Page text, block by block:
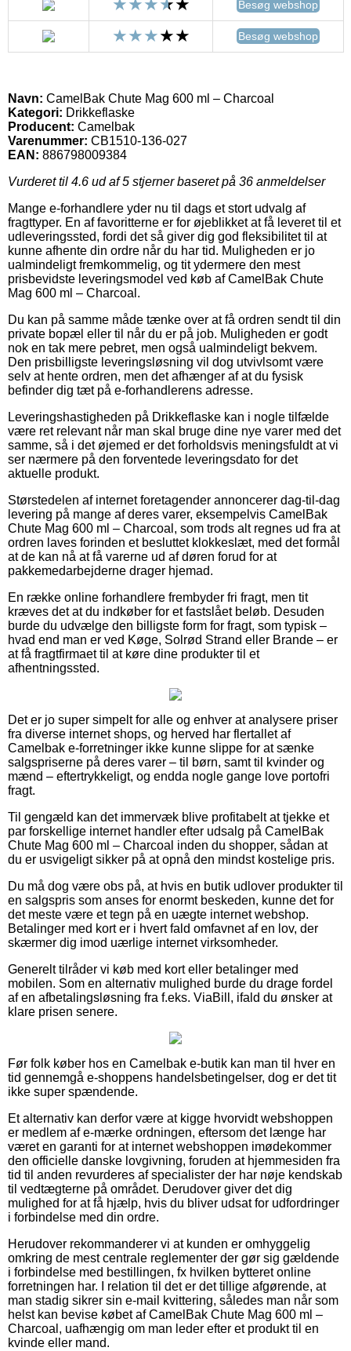
Besøg webshop
Besøg webshop
Navn: CamelBak Chute Mag 600 ml – Charcoal
Kategori: Drikkeflaske
Producent: Camelbak
Varenummer: CB1510-136-027
EAN: 886798009384
Vurderet til 4.6 ud af 5 stjerner baseret på 36 anmeldelser
Mange e-forhandlere yder nu til dags et stort udvalg af
fragttyper. En af favoritterne er for øjeblikket at få leveret til et
udleveringssted, fordi det så giver dig god fleksibilitet til at
kunne afhente din ordre når du har tid. Muligheden er jo
ualmindeligt fremkommelig, og tit ydermere den mest
prisbevidste leveringsmodel ved køb af CamelBak Chute
Mag 600 ml – Charcoal.
Du kan på samme måde tænke over at få ordren sendt til din
private bopæl eller til når du er på job. Muligheden er godt
nok en tak mere pebret, men også ualmindeligt bekvem.
Den prisbilligste leveringsløsning vil dog utvivlsomt være
selv at hente ordren, men det afhænger af at du fysisk
befinder dig tæt på e-forhandlerens adresse.
Leveringshastigheden på Drikkeflaske kan i nogle tilfælde
være ret relevant når man skal bruge dine nye varer med det
samme, så i det øjemed er det forholdsvis meningsfuldt at vi
ser nærmere på den forventede leveringsdato for det
aktuelle produkt.
Størstedelen af internet foretagender annoncerer dag-til-dag
levering på mange af deres varer, eksempelvis CamelBak
Chute Mag 600 ml – Charcoal, som trods alt regnes ud fra at
ordren laves forinden et besluttet klokkeslæt, med det formål
at de kan nå at få varerne ud af døren forud for at
pakkemedarbejderne drager hjemad.
En række online forhandlere frembyder fri fragt, men tit
kræves det at du indkøber for et fastslået beløb. Desuden
burde du udvælge den billigste form for fragt, som typisk –
hvad end man er ved Køge, Solrød Strand eller Brande – er
at få fragtfirmaet til at køre dine produkter til et
afhentningssted.
Det er jo super simpelt for alle og enhver at analysere priser
fra diverse internet shops, og herved har flertallet af
Camelbak e-forretninger ikke kunne slippe for at sænke
salgspriserne på deres varer – til børn, samt til kvinder og
mænd – eftertrykkeligt, og endda nogle gange love portofri
fragt.
Til gengæld kan det immervæk blive profitabelt at tjekke et
par forskellige internet handler efter udsalg på CamelBak
Chute Mag 600 ml – Charcoal inden du shopper, sådan at
du er usvigeligt sikker på at opnå den mindst kostelige pris.
Du må dog være obs på, at hvis en butik udlover produkter til
en salgspris som anses for enormt beskeden, kunne det for
det meste være et tegn på en uægte internet webshop.
Betalinger med kort er i hvert fald omfavnet af en lov, der
skærmer dig imod uærlige internet virksomheder.
Generelt tilråder vi køb med kort eller betalinger med
mobilen. Som en alternativ mulighed burde du drage fordel
af en afbetalingsløsning fra f.eks. ViaBill, ifald du ønsker at
klare prisen senere.
Før folk køber hos en Camelbak e-butik kan man til hver en
tid gennemgå e-shoppens handelsbetingelser, dog er det tit
ikke super spændende.
Et alternativ kan derfor være at kigge hvorvidt webshoppen
er medlem af e-mærke ordningen, eftersom det længe har
været en garanti for at internet webshoppen imødekommer
den officielle danske lovgivning, foruden at hjemmesiden fra
tid til anden revurderes af specialister der har nøje kendskab
til vedtægterne på området. Derudover giver det dig
mulighed for at få hjælp, hvis du bliver udsat for udfordringer
i forbindelse med din ordre.
Herudover rekommanderer vi at kunden er omhyggelig
omkring de mest centrale reglementer der gør sig gældende
i forbindelse med bestillingen, fx hvilken bytteret online
forretningen har. I relation til det er det tillige afgørende, at
man stadig sikrer sin e-mail kvittering, således man når som
helst kan bevise købet af CamelBak Chute Mag 600 ml –
Charcoal, uafhængig om man leder efter et produkt til en
kvinde eller mand.